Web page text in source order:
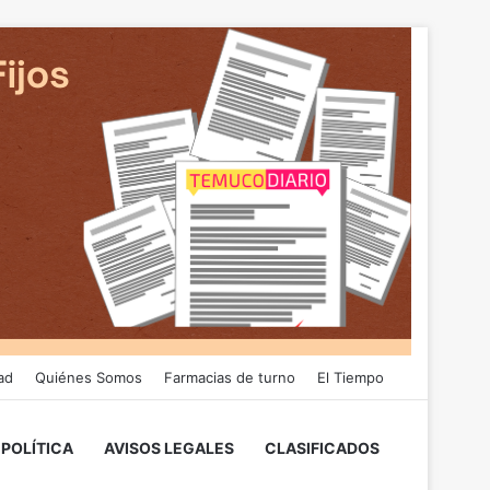
Quiénes Somos Farmacias de turno El Tiempo
POLÍTICA AVISOS LEGALES CLASIFICADOS